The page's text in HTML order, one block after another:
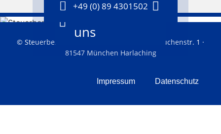
Ihr Weg zu
uns
+49 (0) 89 4301502
© Steuerberater Michael Weinfurtner · Rotbuchenstr. 1 ·
81547 München Harlaching
Impressum Datenschutz